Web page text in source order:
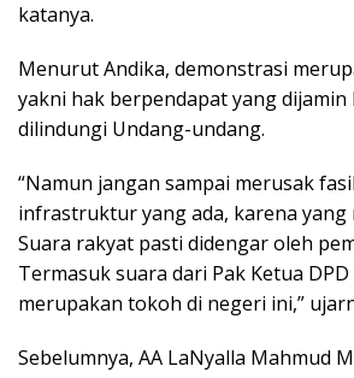
katanya.
Menurut Andika, demonstrasi
yakni hak berpendapat yang dijamin
dilindungi Undang-undang.
“Namun jangan sampai merusak
infrastruktur yang ada, karena yang
Suara rakyat pasti didengar oleh
Termasuk suara dari Pak Ketua DPD
merupakan tokoh di negeri ini,”
Sebelumnya, AA LaNyalla Mahmud